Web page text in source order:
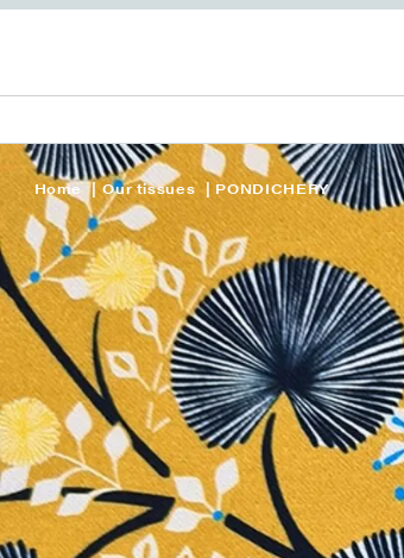
Home Our tissues PONDICHERY